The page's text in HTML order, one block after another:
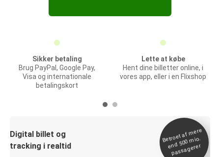
Sikker betaling
Brug PayPal, Google Pay,
Visa og internationale
betalingskort
Lette at købe
Hent dine billetter online, i
vores app, eller i en Flixshop
Digital billet og
tracking i realtid
Betroet af
mere
end 500
mio.
passagerer